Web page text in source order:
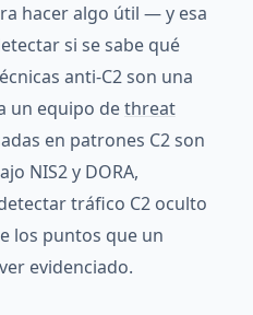
hacer algo útil — y esa
si se sabe qué
anti-C2 son una
un equipo dethreat
en patrones C2 son
NIS2 y DORA,
tráfico C2 oculto
los puntos que un
evidenciado.